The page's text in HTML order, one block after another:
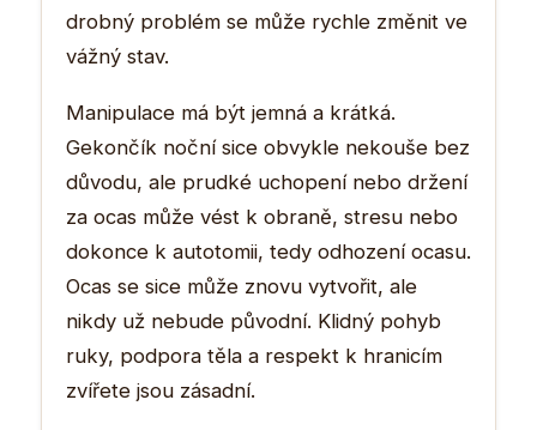
drobný problém se může rychle změnit ve
vážný stav.
Manipulace má být jemná a krátká.
Gekončík noční sice obvykle nekouše bez
důvodu, ale prudké uchopení nebo držení
za ocas může vést k obraně, stresu nebo
dokonce k autotomii, tedy odhození ocasu.
Ocas se sice může znovu vytvořit, ale
nikdy už nebude původní. Klidný pohyb
ruky, podpora těla a respekt k hranicím
zvířete jsou zásadní.